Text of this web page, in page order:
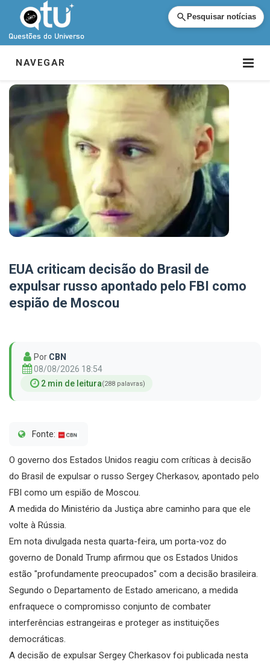
Pesquisar notícias
NAVEGAR
EUA criticam decisão do Brasil de
expulsar russo apontado pelo FBI como
espião de Moscou
Por CBN
08/08/2026 18:54
2 min de leitura(288 palavras)
Fonte:
O governo dos Estados Unidos reagiu com críticas à decisão
do Brasil de expulsar o russo Sergey Cherkasov, apontado pelo
FBI como um espião de Moscou.
A medida do Ministério da Justiça abre caminho para que ele
volte à Rússia.
Em nota divulgada nesta quarta-feira, um porta-voz do
governo de Donald Trump afirmou que os Estados Unidos
estão "profundamente preocupados" com a decisão brasileira.
Segundo o Departamento de Estado americano, a medida
enfraquece o compromisso conjunto de combater
interferências estrangeiras e proteger as instituições
democráticas.
A decisão de expulsar Sergey Cherkasov foi publicada nesta